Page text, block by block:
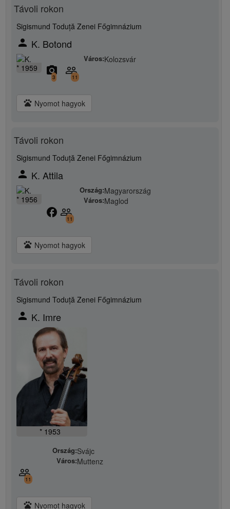
Távoli rokon
Sigismund Toduță Zenei Főgimnázium
person K. Botond
* 1959
Város:Kolozsvár
camera_alt
3
people_outline
11
pets Nyomot hagyok
Távoli rokon
Sigismund Toduță Zenei Főgimnázium
person K. Attila
* 1956
Ország:Magyarország
Város:Maglod
facebook people_outline
11
pets Nyomot hagyok
Távoli rokon
Sigismund Toduță Zenei Főgimnázium
person K. Imre
* 1953
Ország:Svájc
Város:Muttenz
people_outline
11
pets Nyomot hagyok